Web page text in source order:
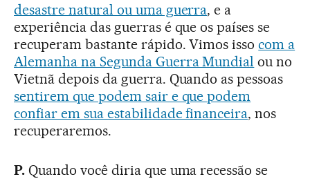
desastre natural ou uma guerra, e a
experiência das guerras é que os países se
recuperam bastante rápido. Vimos issocom a
Alemanha na Segunda Guerra Mundial ou no
Vietnã depois da guerra. Quando as pessoas
sentirem que podem sair e que podem
confiar em sua estabilidade financeira, nos
recuperaremos.
P. Quando você diria que uma recessão se